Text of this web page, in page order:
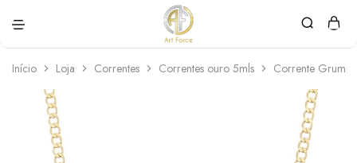
Force
personalizadas
Início Loja Correntes Correntes ouro 5mls Corrente